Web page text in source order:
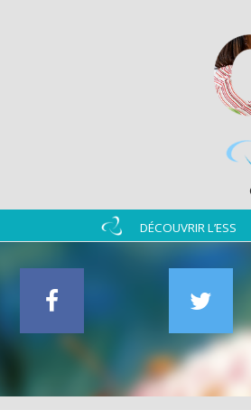
DÉCOUVRIR L’ESS